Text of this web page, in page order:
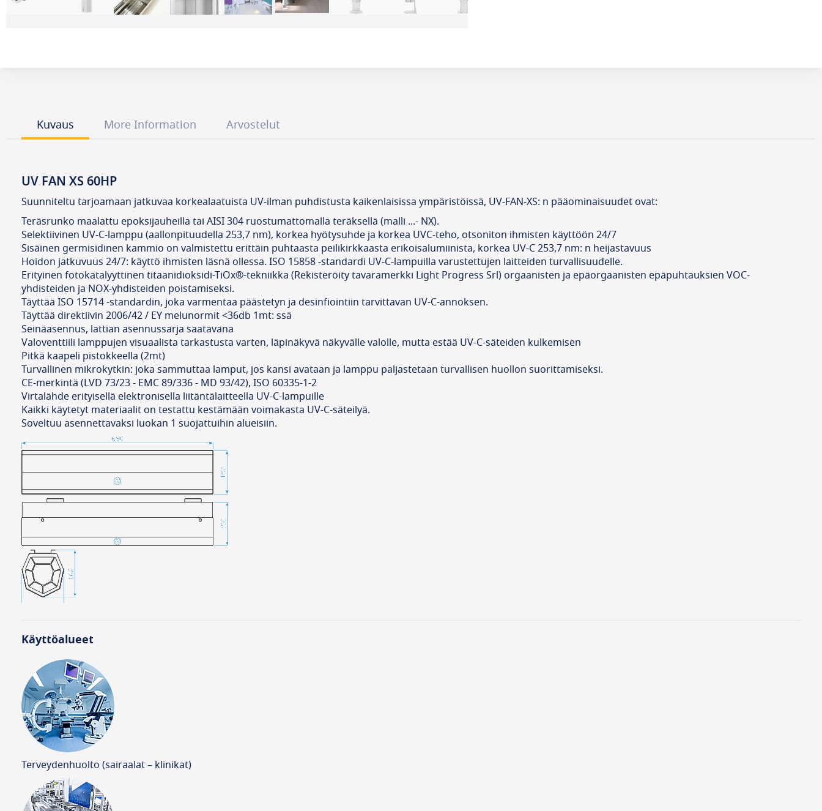
Kuvaus More Information Arvostelut
UV FAN XS 60HP
Suunniteltu tarjoamaan jatkuvaa korkealaatuista UV-ilman puhdistusta kaikenlaisissa ympäristöissä, UV-FAN-XS: n pääominaisuudet ovat:
Teräsrunko maalattu epoksijauheilla tai AISI 304 ruostumattomalla teräksellä (malli ...- NX).
Selektiivinen UV-C-lamppu (aallonpituudella 253,7 nm), korkea hyötysuhde ja korkea UVC-teho, otsoniton ihmisten käyttöön 24/7
Sisäinen germisidinen kammio on valmistettu erittäin puhtaasta peilikirkkaasta erikoisalumiinista, korkea UV-C 253,7 nm: n heijastavuus
Hoidon jatkuvuus 24/7: käyttö ihmisten läsnä ollessa. ISO 15858 -standardi UV-C-lampuilla varustettujen laitteiden turvallisuudelle.
Erityinen fotokatalyyttinen titaanidioksidi-TiOx®-tekniikka (Rekisteröity tavaramerkki Light Progress Srl) orgaanisten ja epäorgaanisten epäpuhtauksien VOC-
yhdisteiden ja NOX-yhdisteiden poistamiseksi.
Täyttää ISO 15714 -standardin, joka varmentaa päästetyn ja desinfiointiin tarvittavan UV-C-annoksen.
Täyttää direktiivin 2006/42 / EY melunormit <36db 1mt: ssä
Seinäasennus, lattian asennussarja saatavana
Valoventtiili lamppujen visuaalista tarkastusta varten, läpinäkyvä näkyvälle valolle, mutta estää UV-C-säteiden kulkemisen
Pitkä kaapeli pistokkeella (2mt)
Turvallinen mikrokytkin: joka sammuttaa lamput, jos kansi avataan ja lamppu paljastetaan turvallisen huollon suorittamiseksi.
CE-merkintä (LVD 73/23 - EMC 89/336 - MD 93/42), ISO 60335-1-2
Virtalähde erityisellä elektronisella liitäntälaitteella UV-C-lampuille
Kaikki käytetyt materiaalit on testattu kestämään voimakasta UV-C-säteilyä.
Soveltuu asennettavaksi luokan 1 suojattuihin alueisiin.
Käyttöalueet
Terveydenhuolto (sairaalat – klinikat)